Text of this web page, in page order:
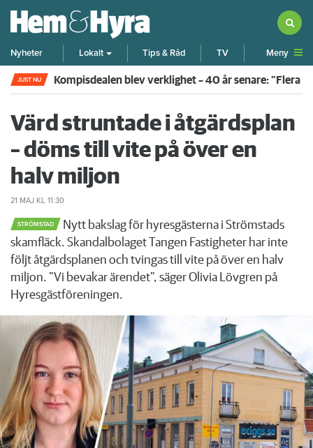
Nyheter Lokalt Tips & Råd TV Meny
JUST NU Kompisdealen blev verklighet – 40 år senare: "Flera
Värd struntade i åtgärdsplan
– döms till vite på över en
halv miljon
21 MAJ KL 11:30
STRÖMSTAD
Nytt bakslag för hyresgästerna i Strömstads
skamfläck. Skandalbolaget Tangen Fastigheter har inte
följt åtgärdsplanen och tvingas till vite på över en halv
miljon. "Vi bevakar ärendet", säger Olivia Lövgren på
Hyresgästföreningen.